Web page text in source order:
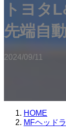
トヨタ
先端自
2024/09/11
HOME
MFヘッド